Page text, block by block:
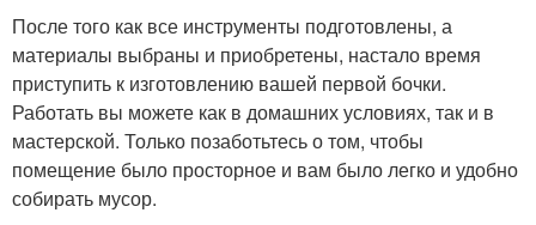
После того как все инструменты подготовлены, а
материалы выбраны и приобретены, настало время
приступить к изготовлению вашей первой бочки.
Работать вы можете как в домашних условиях, так и в
мастерской. Только позаботьтесь о том, чтобы
помещение было просторное и вам было легко и удобно
собирать мусор.